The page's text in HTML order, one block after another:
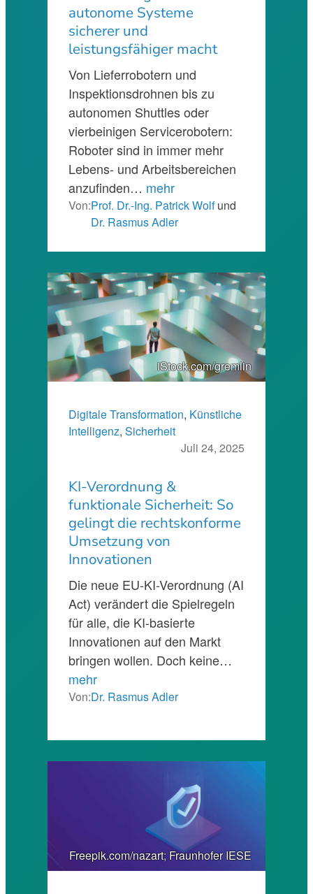
autonome Systeme
sicherer und
leistungsfähiger macht
Von Lieferrobotern und
Inspektionsdrohnen bis zu
autonomen Shuttles oder
vierbeinigen Servicerobotern:
Roboter sind in immer mehr
Lebens- und Arbeitsbereichen
anzufinden… mehr
Von:Prof. Dr.-Ing. Patrick Wolfund
Dr. Rasmus Adler
iStock.com/gremlin
Digitale Transformation, Künstliche
Intelligenz, Sicherheit
Juli 24, 2025
KI-Verordnung &
funktionale Sicherheit: So
gelingt die rechtskonforme
Umsetzung von
Innovationen
Die neue EU-KI-Verordnung (AI
Act) verändert die Spielregeln
für alle, die KI-basierte
Innovationen auf den Markt
bringen wollen. Doch keine…
mehr
Von:Dr. Rasmus Adler
Freepik.com/nazart; Fraunhofer IESE